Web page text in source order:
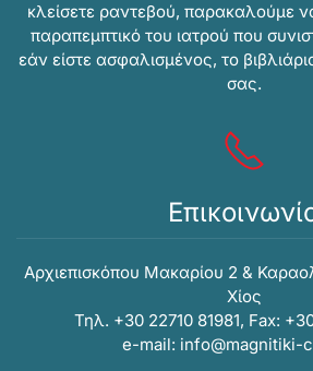
κλείσετε ραντεβού, παρακαλούμε
παραπεμπτικό του ιατρού που
εάν είστε ασφαλισμένος, το
σας.
Αρχιεπισκόπου Μακαρίου 2 &
Xίος
Τηλ. +30 22710 81981, Fax:
e-mail: info@magnitiki-